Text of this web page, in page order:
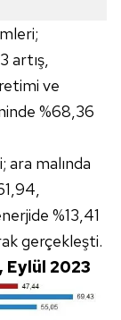
kişisel
bilgi
işlevsel
panel
detaylı bilgi
artış,
ve
%68,36
ara malında
%13,41
gerçekleşti.
Eylül 2023